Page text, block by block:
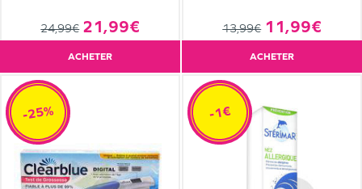
24,99€ 21,99€
ACHETER
13,99€ 11,99€
ACHETER
-25% -1€